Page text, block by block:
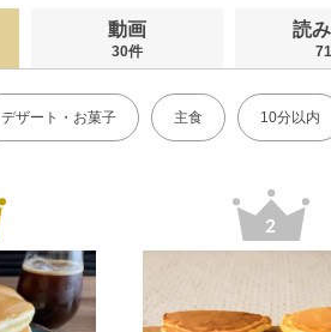
動画
30件
読
デザート・お菓子 主食 10分以内